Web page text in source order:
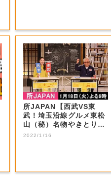
所JAPAN【西武VS東
武！埼玉沿線グルメ東松
山（秘）名物やきとり＆
秩父ホルモン...
2022/1/16